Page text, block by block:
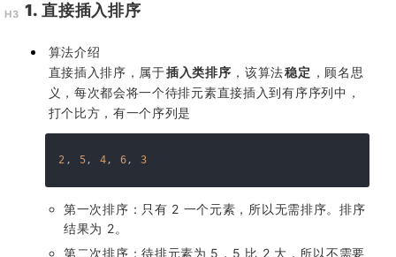
1. 直接插入排序
算法介绍
直接插入排序，属于插入类排序 ，该算法稳定 ，顾名思
义，每次都会将一个待排元素直接插入到有序序列中，
打个比方，有一个序列是
2 , 5, 4, 6, 3
第一次排序：只有 2 一个元素，所以无需排序。排序
结果为 2。
第二次排序：待排元素为 5，5 比 2 大，所以不需要